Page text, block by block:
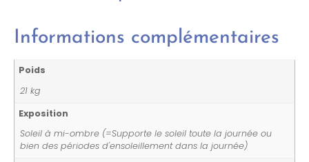
Informations complémentaires
Poids
21 kg
Exposition
Soleil à mi-ombre (=Supporte le soleil toute la journée ou
bien des périodes d'ensoleillement dans la journée)